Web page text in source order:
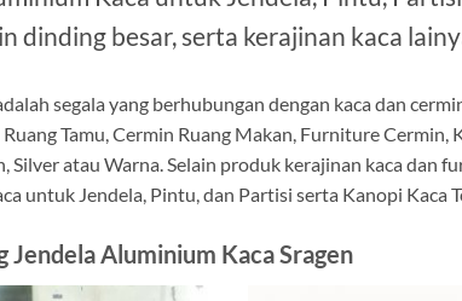
dinding besar, serta kerajinan kaca
segala yang berhubungan dengan kaca dan
Tamu, Cermin Ruang Makan, Furniture Cermin,
Silver atau Warna. Selain produk kerajinan kaca dan
untuk Jendela, Pintu, dan Partisi serta Kanopi Kaca
Jendela Aluminium Kaca Sragen